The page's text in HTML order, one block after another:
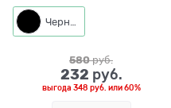
580 руб.
232 руб.
выгода 348 руб. или60%